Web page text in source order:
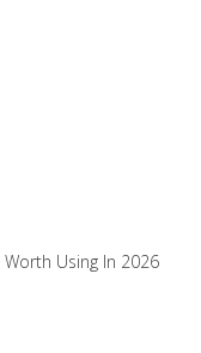
Using In 2026